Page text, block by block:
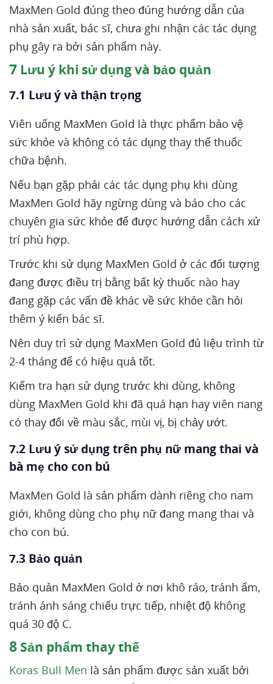
MaxMen Gold đúng theo đúng hướng dẫn của
nhà sản xuất, bác sĩ, chưa ghi nhận các tác dụng
phụ gây ra bởi sản phẩm này.
7 Lưu ý khi sử dụng và bảo quản
7.1 Lưu ý và thận trọng
Viên uống MaxMen Gold là thực phẩm bảo vệ
sức khỏe và không có tác dụng thay thế thuốc
chữa bệnh.
Nếu bạn gặp phải các tác dụng phụ khi dùng
MaxMen Gold hãy ngừng dùng và báo cho các
chuyên gia sức khỏe để được hướng dẫn cách xử
trí phù hợp.
Trước khi sử dụng MaxMen Gold ở các đối tượng
đang được điều trị bằng bất kỳ thuốc nào hay
đang gặp các vấn đề khác về sức khỏe cần hỏi
thêm ý kiến bác sĩ.
Nên duy trì sử dụng MaxMen Gold đủ liệu trình từ
2-4 tháng để có hiệu quả tốt.
Kiểm tra hạn sử dụng trước khi dùng, không
dùng MaxMen Gold khi đã quá hạn hay viên nang
có thay đổi về màu sắc, mùi vị, bị chảy ướt.
7.2 Lưu ý sử dụng trên phụ nữ mang thai và
bà mẹ cho con bú
MaxMen Gold là sản phẩm dành riêng cho nam
giới, không dùng cho phụ nữ đang mang thai và
cho con bú.
7.3 Bảo quản
Bảo quản MaxMen Gold ở nơi khô ráo, tránh ẩm,
tránh ánh sáng chiếu trực tiếp, nhiệt độ không
quá 30 độ C.
8 Sản phẩm thay thế
Koras Bull Men là sản phẩm được sản xuất bởi